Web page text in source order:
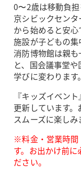
0〜2歳は移動負
京シビックセン
から始めると安
施設が子どもの
消防博物館は親
と、国会議事堂
学びに変わります。
『キッズイベン
更新しています
スムーズに楽しみ
※料金・営業時間
す。お出かけ前
ださい。